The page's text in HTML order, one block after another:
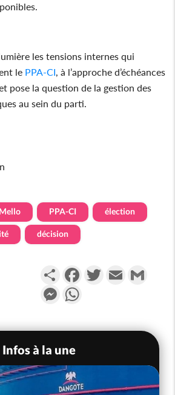
les tensions internes qui
le PPA-CI, à l’approche d’échéances
pose la question de la gestion des
au sein du parti.
PPA-CI élection
décision
PartagerFacebookTwitterEmail
Messenger
Infos à la une